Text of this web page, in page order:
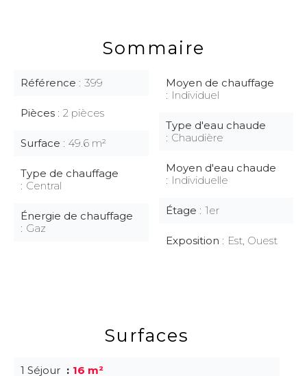
Sommaire
Référence 399
Pièces 2 pièces
Surface 49.6 m²
Type de chauffage
Central
Énergie de chauffage
Gaz
Moyen de chauffage
Individuel
Type d'eau chaude
Chaudière
Moyen d'eau chaude
Individuelle
Étage 1er
Exposition Est, Ouest
Surfaces
1 Séjour
16 m²